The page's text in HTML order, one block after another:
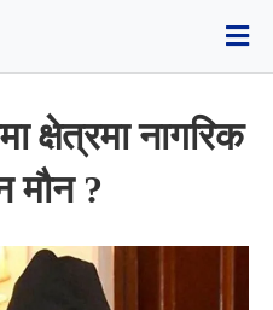
क्षेत्रमा नागरिक
मौन ?